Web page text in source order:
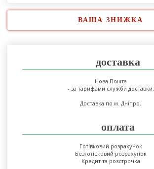
ВАША ЗНИЖКА
доставка
Нова Пошта
- за тарифами служби доставки.
Доставка по м. Дніпро.
оплата
Готівковий розрахунок
Безготівковий розрахунок
Кредит та розстрочка